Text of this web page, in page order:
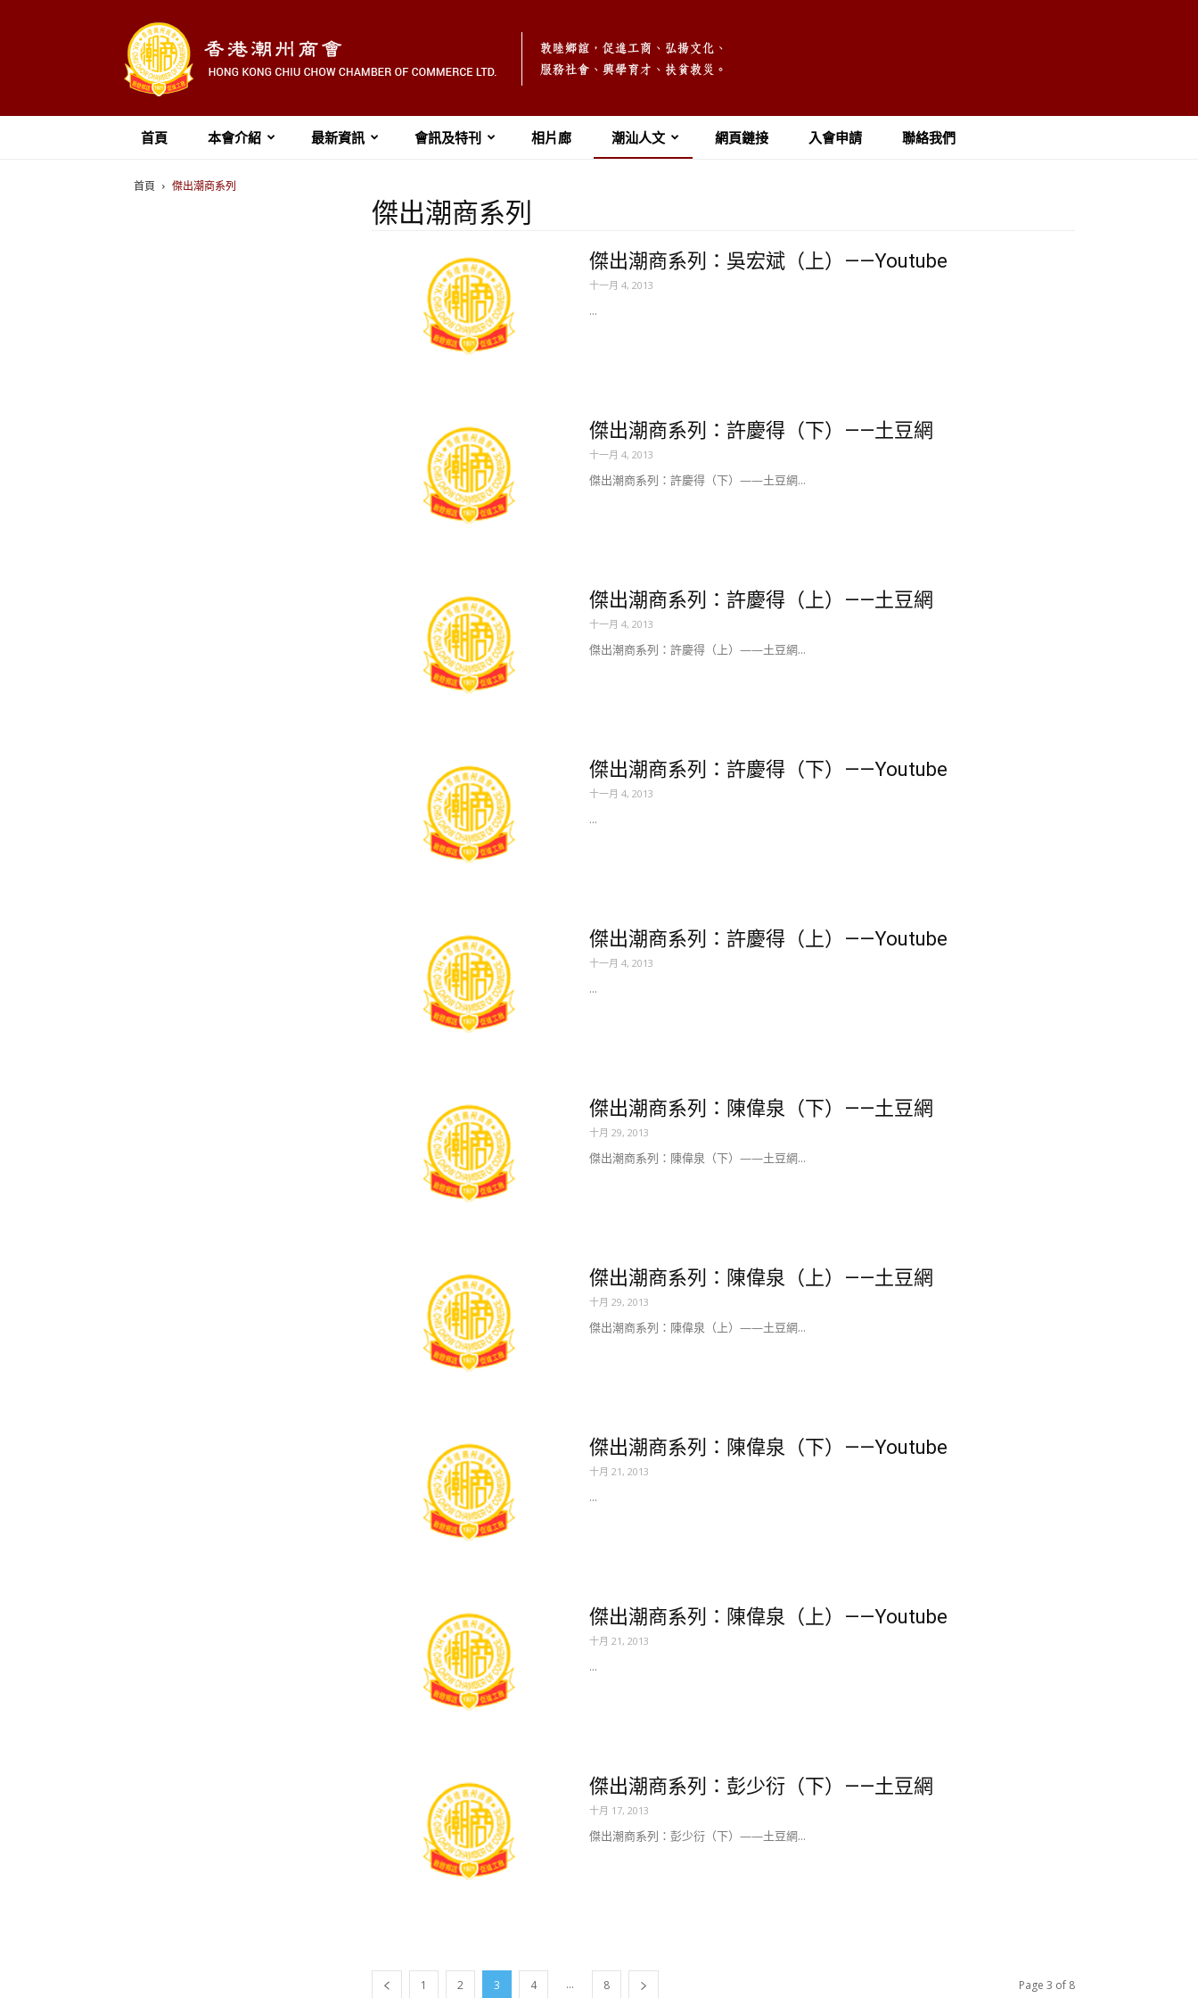
首頁 本會介紹 最新資訊 會訊及特刊 相片廊 潮汕人文 網頁鏈接 入會申請 聯絡我們
首頁 傑出潮商系列
傑出潮商系列
傑出潮商系列：吳宏斌（上）——Youtube
十一月 4, 2013
...
傑出潮商系列：許慶得（下）——土豆網
十一月 4, 2013
傑出潮商系列：許慶得（下）——土豆網...
傑出潮商系列：許慶得（上）——土豆網
十一月 4, 2013
傑出潮商系列：許慶得（上）——土豆網...
傑出潮商系列：許慶得（下）——Youtube
十一月 4, 2013
...
傑出潮商系列：許慶得（上）——Youtube
十一月 4, 2013
...
傑出潮商系列：陳偉泉（下）——土豆網
十月 29, 2013
傑出潮商系列：陳偉泉（下）——土豆網...
傑出潮商系列：陳偉泉（上）——土豆網
十月 29, 2013
傑出潮商系列：陳偉泉（上）——土豆網...
傑出潮商系列：陳偉泉（下）——Youtube
十月 21, 2013
...
傑出潮商系列：陳偉泉（上）——Youtube
十月 21, 2013
...
傑出潮商系列：彭少衍（下）——土豆網
十月 17, 2013
傑出潮商系列：彭少衍（下）——土豆網...
1 2 3 4 ... 8 Page 3 of 8